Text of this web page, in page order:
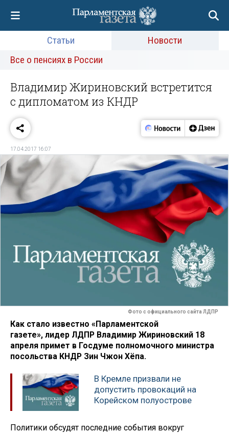
Статьи
Новости
Все о пенсиях в России
Владимир Жириновский встретится
с дипломатом из КНДР
17.04.2017 16:07
Фото с официального сайта ЛДПР
Как стало известно «Парламентской
газете», лидер ЛДПР Владимир Жириновский 18
апреля примет в Госдуме полномочного министра
посольства КНДР Зин Чжон Хёпа.
В Кремле призвали не
допустить провокаций на
Корейском полуострове
Политики обсудят последние события вокруг